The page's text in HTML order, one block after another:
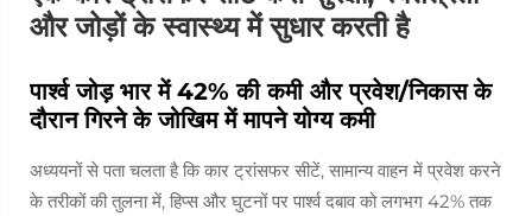
और जोड़ों के स्वास्थ्य में सुधार करती है
पार्श्व जोड़ भार में 42% की कमी और प्रवेश/निकास के
दौरान गिरने के जोखिम में मापने योग्य कमी
अध्ययनों से पता चलता है कि कार ट्रांसफर सीटें, सामान्य वाहन में प्रवेश करने
के तरीकों की तुलना में, हिप्स और घुटनों पर पार्श्व दबाव को लगभग 42% तक